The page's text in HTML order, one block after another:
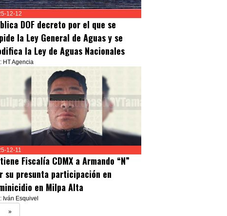
12-12
DOF decreto por el que se
la Ley General de Aguas y se
la Ley de Aguas Nacionales
HT Agencia
12-11
Fiscalía CDMX a Armando “N”
su presunta participación en
en Milpa Alta
Iván Esquivel
»